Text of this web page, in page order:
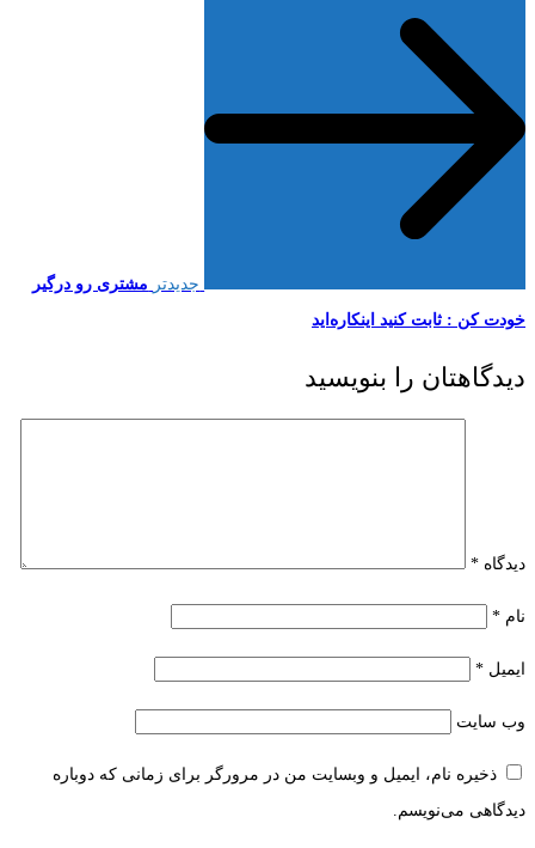
جدیدتر مشتری رو درگیر
خودت کن : ثابت کنید اینکاره‌اید
دیدگاهتان را بنویسید
دیدگاه *
نام *
ایمیل *
وب‌ سایت
ذخیره نام، ایمیل و وبسایت من در مرورگر برای زمانی که دوباره
دیدگاهی می‌نویسم.